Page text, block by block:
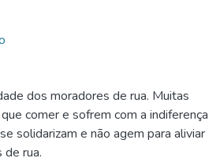
dos moradores de rua. Muitas
comer e sofrem com a indiferença
solidarizam e não agem para aliviar
rua.